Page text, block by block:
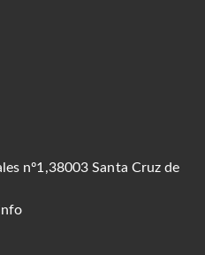
nº1,38003 Santa Cruz de